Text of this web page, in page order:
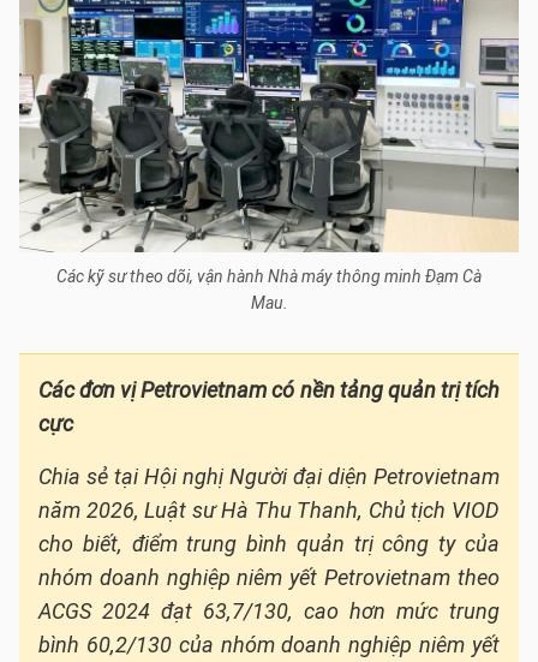
Các kỹ sư theo dõi, vận hành Nhà máy thông minh Đạm Cà
Mau.
Các đơn vị Petrovietnam có nền tảng quản trị tích
cực
Chia sẻ tại Hội nghị Người đại diện Petrovietnam
năm 2026, Luật sư Hà Thu Thanh, Chủ tịch VIOD
cho biết, điểm trung bình quản trị công ty của
nhóm doanh nghiệp niêm yết Petrovietnam theo
ACGS 2024 đạt 63,7/130, cao hơn mức trung
bình 60,2/130 của nhóm doanh nghiệp niêm yết